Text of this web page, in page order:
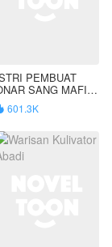
PEMBUAT
SANG MAFIA
601.3K